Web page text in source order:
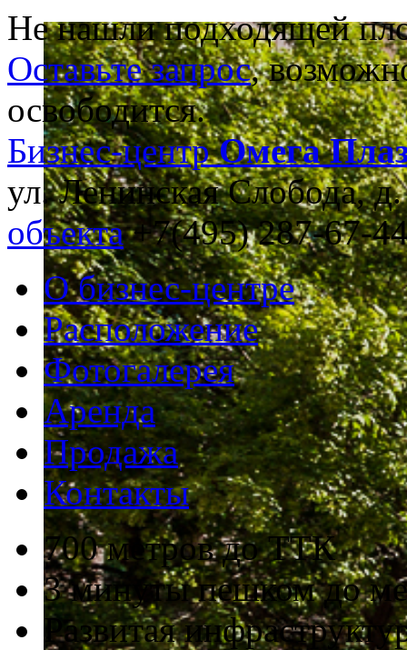
Не нашли подходящей
Оставьте запрос,
освободится.
Бизнес-центрОмега
ул. Ленинская Слобода,
объекта +7(495) 287-67-
О бизнес-центре
Расположение
Фотогалерея
Аренда
Продажа
Контакты
700 метров до ТТК
3 минуты пешком до
Развитая